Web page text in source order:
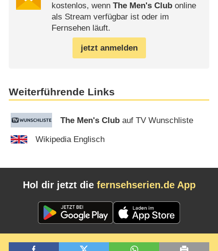
kostenlos, wenn The Men's Clubonline
als Stream verfügbar ist oder im
Fernsehen läuft.
jetzt anmelden
Weiterführende Links
The Men's Club auf TV Wunschliste
Wikipedia Englisch
Hol dir jetzt die fernsehserien.de App